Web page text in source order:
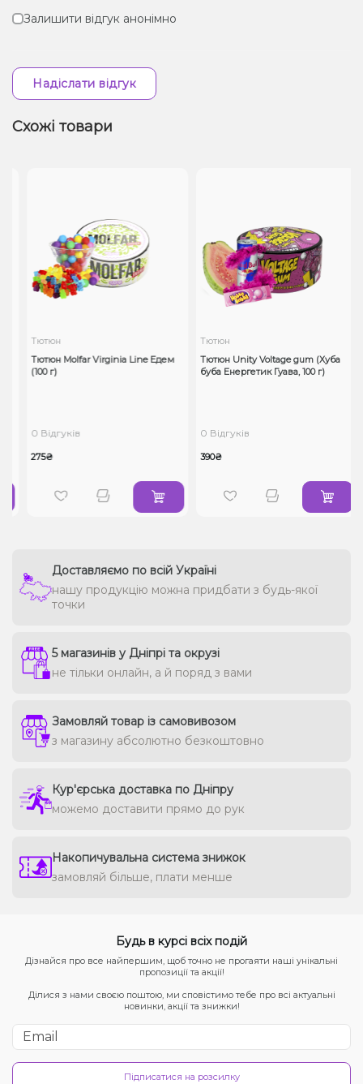
Залишити відгук анонімно
Надіслати відгук
Схожі товари
Тютюн
Тютюн Molfar Virginia Line Едем
(100 г)
0 Відгуків
275₴
Тютюн
Тютюн Unity Voltage gum (Хуба
буба Енергетик Гуава, 100 г)
0 Відгуків
390₴
Доставляємо по всій Україні
нашу продукцію можна придбати з будь-якої
точки
5 магазинів у Дніпрі та окрузі
не тільки онлайн, а й поряд з вами
Замовляй товар із самовивозом
з магазину абсолютно безкоштовно
Кур'єрська доставка по Дніпру
можемо доставити прямо до рук
Накопичувальна система знижок
замовляй більше, плати менше
Будь в курсі всіх подій
Дізнайся про все найпершим, щоб точно не прогаяти наші унікальні
пропозиції та акції!
Ділися з нами своєю поштою, ми сповістимо тебе про всі актуальні
новинки, акції та знижки!
Підписатися на розсилку